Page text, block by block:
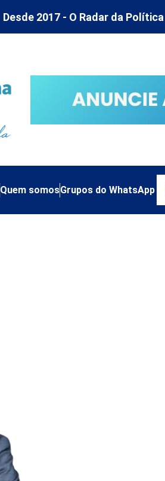
Desde 2017 - O Radar da Política
Quem somosGrupos do WhatsApp